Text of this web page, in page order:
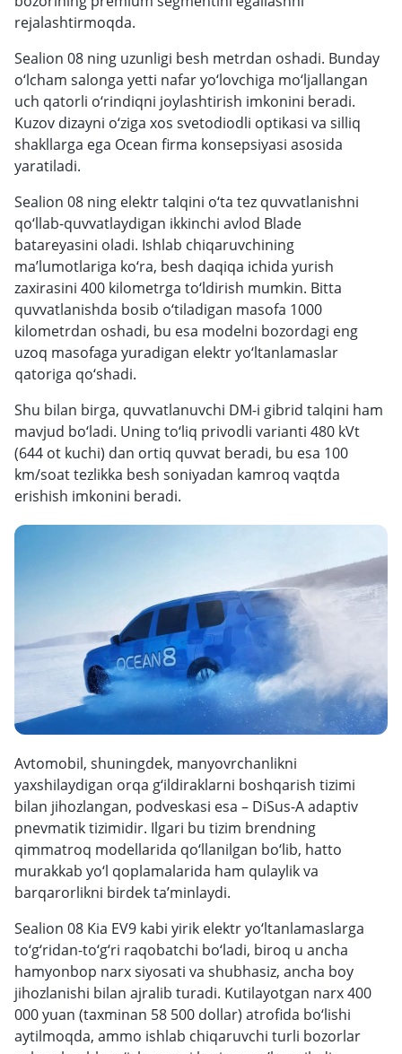
rejalashtirmoqda.
Sealion 08 ning uzunligi besh metrdan oshadi. Bunday
o‘lcham salonga yetti nafar yo‘lovchiga mo‘ljallangan
uch qatorli o‘rindiqni joylashtirish imkonini beradi.
Kuzov dizayni o‘ziga xos svetodiodli optikasi va silliq
shakllarga ega Ocean firma konsepsiyasi asosida
yaratiladi.
Sealion 08 ning elektr talqini o‘ta tez quvvatlanishni
qo‘llab-quvvatlaydigan ikkinchi avlod Blade
batareyasini oladi. Ishlab chiqaruvchining
ma’lumotlariga ko‘ra, besh daqiqa ichida yurish
zaxirasini 400 kilometrga to‘ldirish mumkin. Bitta
quvvatlanishda bosib o‘tiladigan masofa 1000
kilometrdan oshadi, bu esa modelni bozordagi eng
uzoq masofaga yuradigan elektr yo‘ltanlamaslar
qatoriga qo‘shadi.
Shu bilan birga, quvvatlanuvchi DM-i gibrid talqini ham
mavjud bo‘ladi. Uning to‘liq privodli varianti 480 kVt
(644 ot kuchi) dan ortiq quvvat beradi, bu esa 100
km/soat tezlikka besh soniyadan kamroq vaqtda
erishish imkonini beradi.
Avtomobil, shuningdek, manyovrchanlikni
yaxshilaydigan orqa g‘ildiraklarni boshqarish tizimi
bilan jihozlangan, podveskasi esa – DiSus-A adaptiv
pnevmatik tizimidir. Ilgari bu tizim brendning
qimmatroq modellarida qo‘llanilgan bo‘lib, hatto
murakkab yo‘l qoplamalarida ham qulaylik va
barqarorlikni birdek ta’minlaydi.
Sealion 08 Kia EV9 kabi yirik elektr yo‘ltanlamaslarga
to‘g‘ridan-to‘g‘ri raqobatchi bo‘ladi, biroq u ancha
hamyonbop narx siyosati va shubhasiz, ancha boy
jihozlanishi bilan ajralib turadi. Kutilayotgan narx 400
000 yuan (taxminan 58 500 dollar) atrofida bo‘lishi
aytilmoqda, ammo ishlab chiqaruvchi turli bozorlar